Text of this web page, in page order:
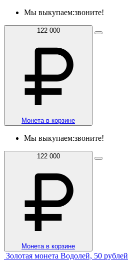
Мы выкупаем:звоните!
122 000
Монета в корзине
Мы выкупаем:звоните!
122 000
Монета в корзине
Золотая монета Водолей, 50 рублей